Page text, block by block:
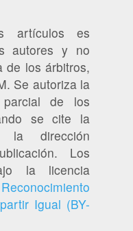
artículos es
autores y no
de los árbitros,
Se autoriza la
de los
se cite la
la dirección
Los
la licencia
Igual (BY-